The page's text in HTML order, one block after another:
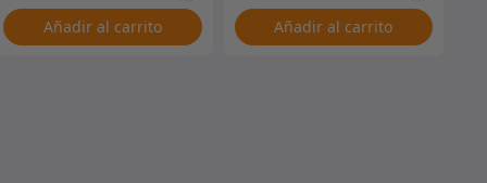
Añadir al carrito Añadir al carrito